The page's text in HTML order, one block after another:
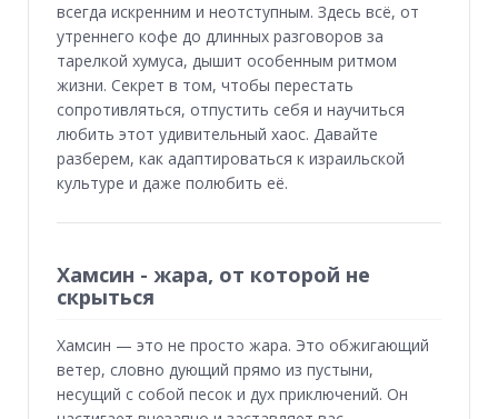
всегда искренним и неотступным. Здесь всё, от
утреннего кофе до длинных разговоров за
тарелкой хумуса, дышит особенным ритмом
жизни. Секрет в том, чтобы перестать
сопротивляться, отпустить себя и научиться
любить этот удивительный хаос. Давайте
разберем, как адаптироваться к израильской
культуре и даже полюбить её.
Хамсин - жара, от которой не
скрыться
Хамсин — это не просто жара. Это обжигающий
ветер, словно дующий прямо из пустыни,
несущий с собой песок и дух приключений. Он